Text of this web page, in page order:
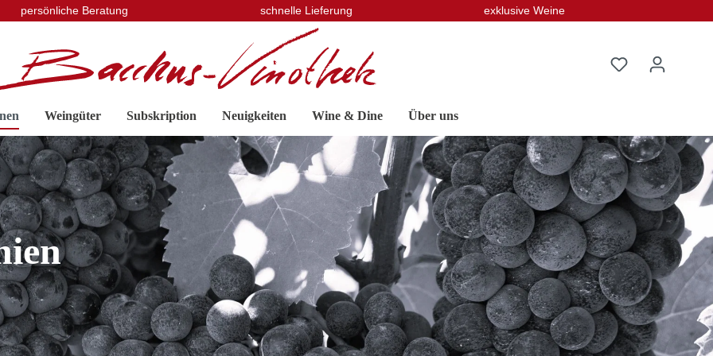
persönliche Beratung schnelle Lieferung exklusive Weine
Weingüter Subskription Neuigkeiten Wine & Dine Über uns